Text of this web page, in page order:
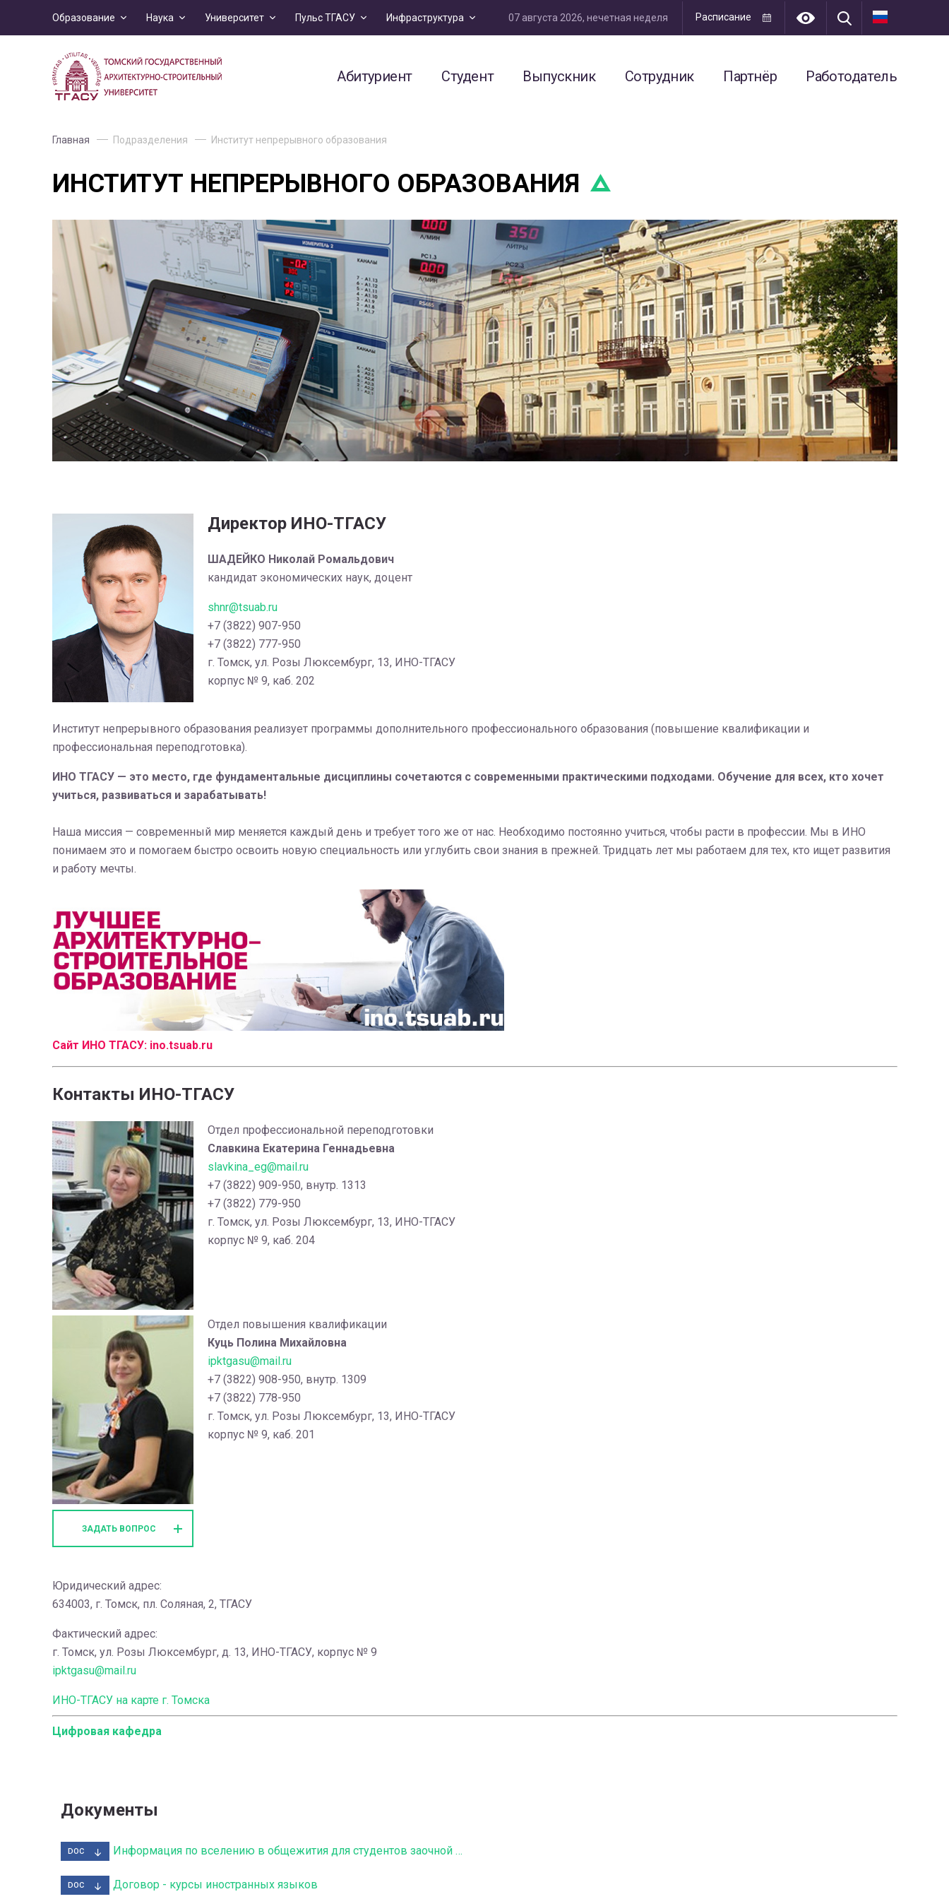
Образование Наука Университет Пульс ТГАСУ Инфраструктура 07 августа 2026, нечетная неделя Расписание
Абитуриент Студент Выпускник Сотрудник Партнёр Работодатель
Главная Подразделения Институт непрерывного образования
ИНСТИТУТ НЕПРЕРЫВНОГО ОБРАЗОВАНИЯ
Директор ИНО-ТГАСУ
ШАДЕЙКО Николай Ромальдович
кандидат экономических наук, доцент
shnr@tsuab.ru
+7 (3822) 907-950
+7 (3822) 777-950
г. Томск, ул. Розы Люксембург, 13, ИНО-ТГАСУ
корпус № 9, каб. 202
Институт непрерывного образования реализует программы дополнительного профессионального образования (повышение квалификации и
профессиональная переподготовка).
ИНО ТГАСУ — это место, где фундаментальные дисциплины сочетаются с современными практическими подходами. Обучение для всех, кто хочет
учиться, развиваться и зарабатывать!
Наша миссия — современный мир меняется каждый день и требует того же от нас. Необходимо постоянно учиться, чтобы расти в профессии. Мы в ИНО
понимаем это и помогаем быстро освоить новую специальность или углубить свои знания в прежней. Тридцать лет мы работаем для тех, кто ищет развития
и работу мечты.
Сайт ИНО ТГАСУ: ino.tsuab.ru
Контакты ИНО-ТГАСУ
Отдел профессиональной переподготовки
Славкина Екатерина Геннадьевна
slavkina_eg@mail.ru
+7 (3822) 909-950, внутр. 1313
+7 (3822) 779-950
г. Томск, ул. Розы Люксембург, 13, ИНО-ТГАСУ
корпус № 9, каб. 204
Отдел повышения квалификации
Куць Полина Михайловна
ipktgasu@mail.ru
+7 (3822) 908-950, внутр. 1309
+7 (3822) 778-950
г. Томск, ул. Розы Люксембург, 13, ИНО-ТГАСУ
корпус № 9, каб. 201
ЗАДАТЬ ВОПРОС
Юридический адрес:
634003, г. Томск, пл. Соляная, 2, ТГАСУ
Фактический адрес:
г. Томск, ул. Розы Люксембург, д. 13, ИНО-ТГАСУ, корпус № 9
ipktgasu@mail.ru
ИНО-ТГАСУ на карте г. Томска
Цифровая кафедра
Документы
DOC Информация по вселению в общежития для студентов заочной формы ЗФ и ИНО
DOC Договор - курсы иностранных языков